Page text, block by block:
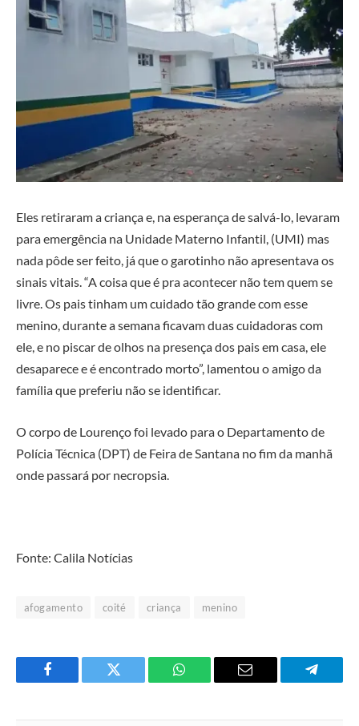
Eles retiraram a criança e, na esperança de salvá-lo, levaram
para emergência na Unidade Materno Infantil, (UMI) mas
nada pôde ser feito, já que o garotinho não apresentava os
sinais vitais. “A coisa que é pra acontecer não tem quem se
livre. Os pais tinham um cuidado tão grande com esse
menino, durante a semana ficavam duas cuidadoras com
ele, e no piscar de olhos na presença dos pais em casa, ele
desaparece e é encontrado morto”, lamentou o amigo da
família que preferiu não se identificar.
O corpo de Lourenço foi levado para o Departamento de
Polícia Técnica (DPT) de Feira de Santana no fim da manhã
onde passará por necropsia.
Fonte: Calila Notícias
afogamento coité criança menino
Facebook Twitter
O
E-